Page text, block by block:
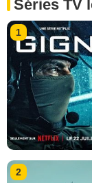
Séries TV
1
2